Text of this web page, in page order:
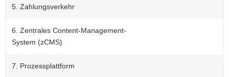
5. Zahlungsverkehr
6. Zentrales Content-Management-
System (zCMS)
7. Prozessplattform